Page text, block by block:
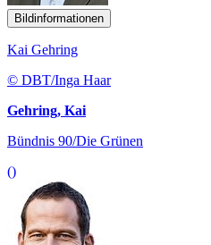
Bildinformationen
Kai Gehring
© DBT/Inga Haar
Gehring, Kai
Bündnis 90/Die Grünen
()